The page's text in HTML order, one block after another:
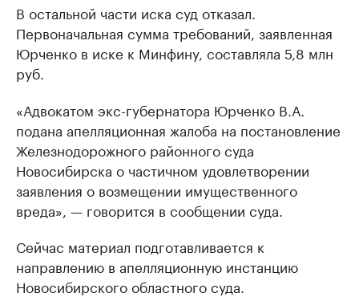
В остальной части иска суд отказал.
Первоначальная сумма требований, заявленная
Юрченко в иске к Минфину, составляла 5,8 млн
руб.
«Адвокатом экс-губернатора Юрченко В.А.
подана апелляционная жалоба на постановление
Железнодорожного районного суда
Новосибирска о частичном удовлетворении
заявления о возмещении имущественного
вреда», — говорится в сообщении суда.
Сейчас материал подготавливается к
направлению в апелляционную инстанцию
Новосибирского областного суда.